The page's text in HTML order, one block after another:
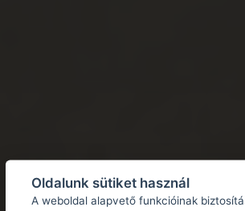
Oldalunk sütiket használ
A weboldal alapvető funkcióinak